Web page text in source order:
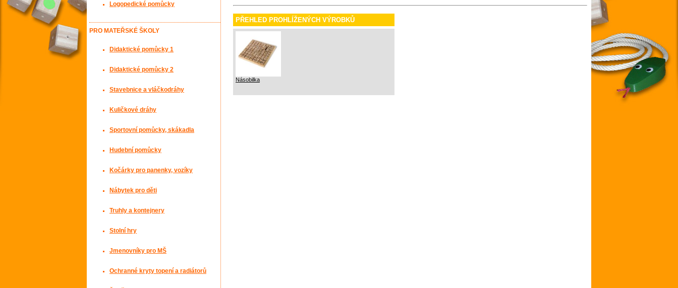
PŘEHLED PROHLÍŽENÝCH VÝROBKŮ
Násobilka
Logopedické pomůcky
PRO MATEŘSKÉ ŠKOLY
Didaktické pomůcky 1
Didaktické pomůcky 2
Stavebnice a vláčkodráhy
Kuličkové dráhy
Sportovní pomůcky, skákadla
Hudební pomůcky
Kočárky pro panenky, vozíky
Nábytek pro děti
Truhly a kontejnery
Stolní hry
Jmenovníky pro MŠ
Ochranné kryty topení a radiátorů